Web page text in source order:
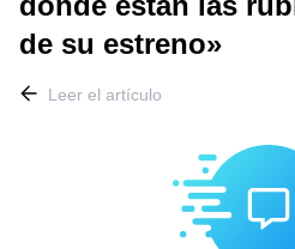
de su estreno»
Leer el artículo